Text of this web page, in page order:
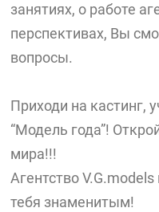
занятиях, о работе
перспективах, Вы
вопросы.
Приходи на кастинг,
“Модель года”!
мира!!!
Агентство
тебя знаменитым!